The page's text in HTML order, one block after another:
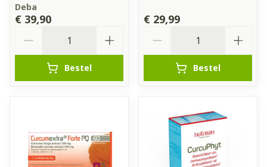
Deba
€ 39,90
Bestel
€ 29,99
Bestel